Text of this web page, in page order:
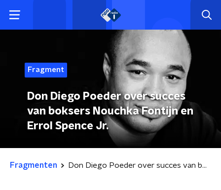
Fragment
Don Diego Poeder over succes
van boksers Nouchka Fontijn en
Errol Spence Jr.
Fragmenten Don Diego Poeder over succes van boksers Nouchka Fontijn en Errol Spence Jr.